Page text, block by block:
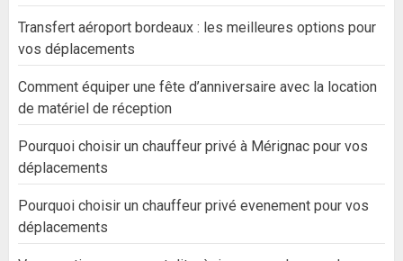
Transfert aéroport bordeaux : les meilleures options pour
vos déplacements
Comment équiper une fête d’anniversaire avec la location
de matériel de réception
Pourquoi choisir un chauffeur privé à Mérignac pour vos
déplacements
Pourquoi choisir un chauffeur privé evenement pour vos
déplacements